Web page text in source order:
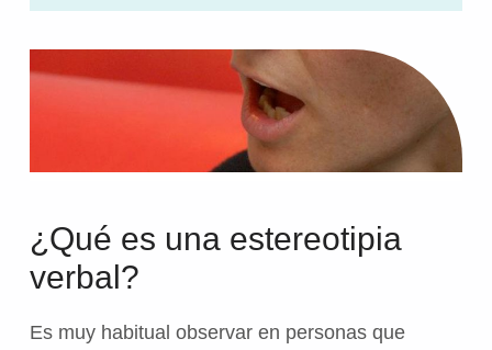
¿Qué es una estereotipia
verbal?
Es muy habitual observar en personas que